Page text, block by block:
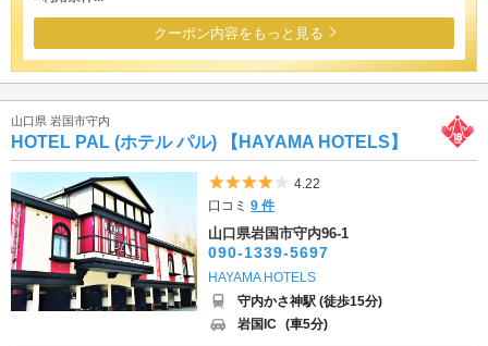
クーポン内容をもっと見る
山口県 岩国市守内
HOTEL PAL (ホテル パル) 【HAYAMA HOTELS】
5つ星のうち4
4.22
口コミ9 件
山口県岩国市守内96-1
090-1339-5697
HAYAMA HOTELS
守内かさ神駅 (徒歩15分)
岩国IC (車5分)